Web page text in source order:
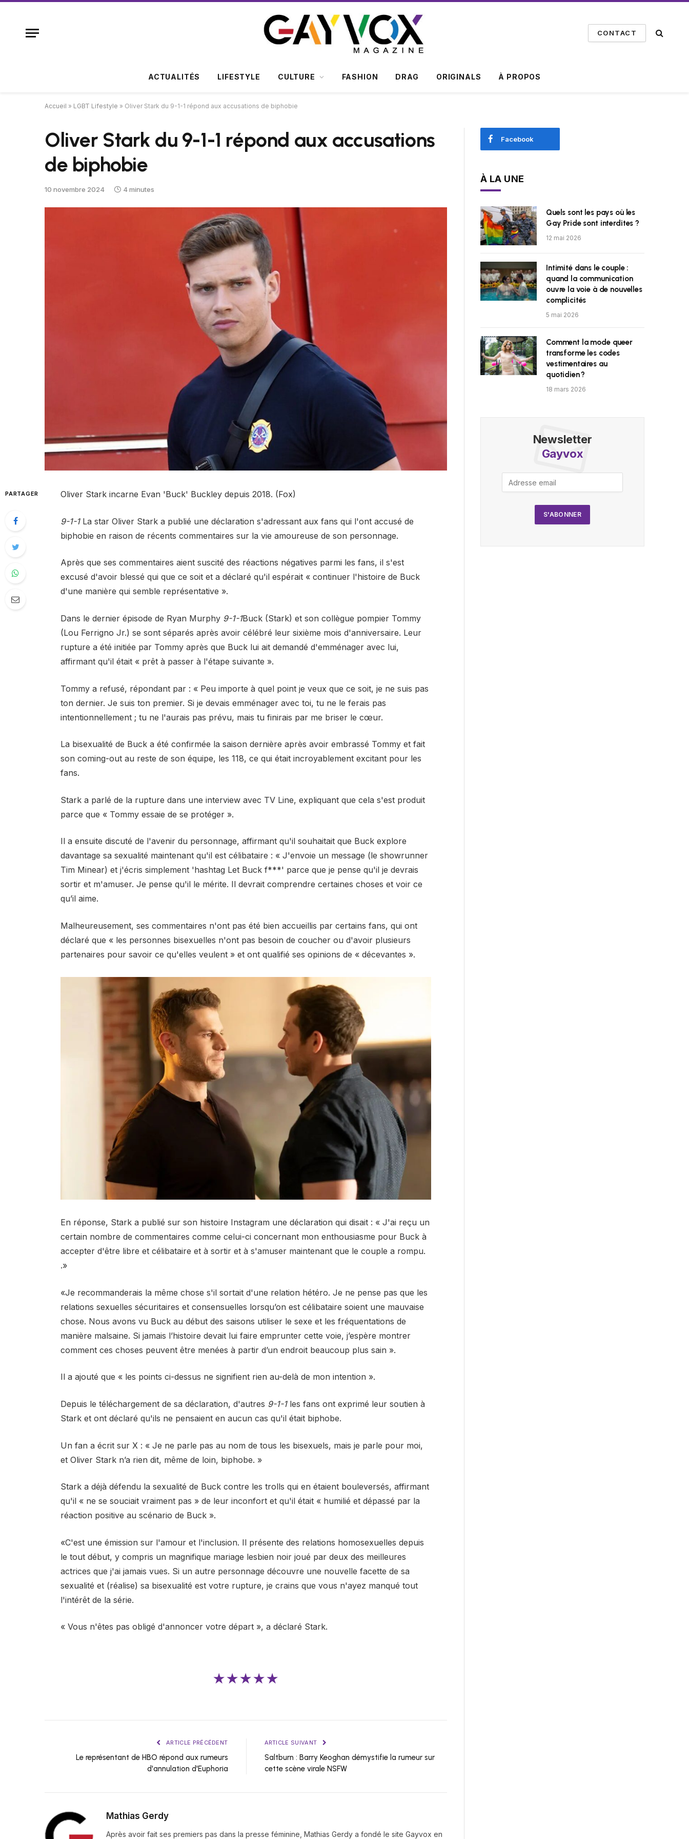
CONTACT
ACTUALITÉS LIFESTYLE CULTURE FASHION DRAG ORIGINALS À PROPOS
Accueil » LGBT Lifestyle » Oliver Stark du 9-1-1 répond aux accusations de biphobie
Oliver Stark du 9-1-1 répond aux accusations
de biphobie
10 novembre 2024 4 minutes
PARTAGER Oliver Stark incarne Evan 'Buck' Buckley depuis 2018. (Fox)
9-1-1La star Oliver Stark a publié une déclaration s'adressant aux fans qui l'ont accusé de
biphobie en raison de récents commentaires sur la vie amoureuse de son personnage.
Après que ses commentaires aient suscité des réactions négatives parmi les fans, il s'est
excusé d'avoir blessé qui que ce soit et a déclaré qu'il espérait « continuer l'histoire de Buck
d'une manière qui semble représentative ».
Dans le dernier épisode de Ryan Murphy 9-1-1Buck (Stark) et son collègue pompier Tommy
(Lou Ferrigno Jr.) se sont séparés après avoir célébré leur sixième mois d'anniversaire. Leur
rupture a été initiée par Tommy après que Buck lui ait demandé d'emménager avec lui,
affirmant qu'il était « prêt à passer à l'étape suivante ».
Tommy a refusé, répondant par : « Peu importe à quel point je veux que ce soit, je ne suis pas
ton dernier. Je suis ton premier. Si je devais emménager avec toi, tu ne le ferais pas
intentionnellement ; tu ne l'aurais pas prévu, mais tu finirais par me briser le cœur.
La bisexualité de Buck a été confirmée la saison dernière après avoir embrassé Tommy et fait
son coming-out au reste de son équipe, les 118, ce qui était incroyablement excitant pour les
fans.
Stark a parlé de la rupture dans une interview avec TV Line, expliquant que cela s'est produit
parce que « Tommy essaie de se protéger ».
Il a ensuite discuté de l'avenir du personnage, affirmant qu'il souhaitait que Buck explore
davantage sa sexualité maintenant qu'il est célibataire : « J'envoie un message (le showrunner
Tim Minear) et j'écris simplement 'hashtag Let Buck f***' parce que je pense qu'il je devrais
sortir et m'amuser. Je pense qu'il le mérite. Il devrait comprendre certaines choses et voir ce
qu’il aime.
Malheureusement, ses commentaires n'ont pas été bien accueillis par certains fans, qui ont
déclaré que « les personnes bisexuelles n'ont pas besoin de coucher ou d'avoir plusieurs
partenaires pour savoir ce qu'elles veulent » et ont qualifié ses opinions de « décevantes ».
En réponse, Stark a publié sur son histoire Instagram une déclaration qui disait : « J'ai reçu un
certain nombre de commentaires comme celui-ci concernant mon enthousiasme pour Buck à
accepter d'être libre et célibataire et à sortir et à s'amuser maintenant que le couple a rompu.
.»
«Je recommanderais la même chose s'il sortait d'une relation hétéro. Je ne pense pas que les
relations sexuelles sécuritaires et consensuelles lorsqu’on est célibataire soient une mauvaise
chose. Nous avons vu Buck au début des saisons utiliser le sexe et les fréquentations de
manière malsaine. Si jamais l’histoire devait lui faire emprunter cette voie, j’espère montrer
comment ces choses peuvent être menées à partir d’un endroit beaucoup plus sain ».
Il a ajouté que « les points ci-dessus ne signifient rien au-delà de mon intention ».
Depuis le téléchargement de sa déclaration, d'autres 9-1-1les fans ont exprimé leur soutien à
Stark et ont déclaré qu'ils ne pensaient en aucun cas qu'il était biphobe.
Un fan a écrit sur X : « Je ne parle pas au nom de tous les bisexuels, mais je parle pour moi,
et Oliver Stark n’a rien dit, même de loin, biphobe. »
Stark a déjà défendu la sexualité de Buck contre les trolls qui en étaient bouleversés, affirmant
qu'il « ne se souciait vraiment pas » de leur inconfort et qu'il était « humilié et dépassé par la
réaction positive au scénario de Buck ».
«C'est une émission sur l'amour et l'inclusion. Il présente des relations homosexuelles depuis
le tout début, y compris un magnifique mariage lesbien noir joué par deux des meilleures
actrices que j'ai jamais vues. Si un autre personnage découvre une nouvelle facette de sa
sexualité et (réalise) sa bisexualité est votre rupture, je crains que vous n'ayez manqué tout
l'intérêt de la série.
« Vous n'êtes pas obligé d'annoncer votre départ », a déclaré Stark.
★★★★★
ARTICLE PRÉCÉDENT
Le représentant de HBO répond aux rumeurs
d'annulation d'Euphoria
ARTICLE SUIVANT
Saltburn : Barry Keoghan démystifie la rumeur sur
cette scène virale NSFW
Mathias Gerdy
Après avoir fait ses premiers pas dans la presse féminine, Mathias Gerdy a fondé le site Gayvox en
Facebook
À LA UNE
Quels sont les pays où les
Gay Pride sont interdites ?
12 mai 2026
Intimité dans le couple :
quand la communication
ouvre la voie à de nouvelles
complicités
5 mai 2026
Comment la mode queer
transforme les codes
vestimentaires au
quotidien ?
18 mars 2026
Newsletter
Gayvox